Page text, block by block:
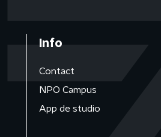
Info
Contact
NPO Campus
App de studio